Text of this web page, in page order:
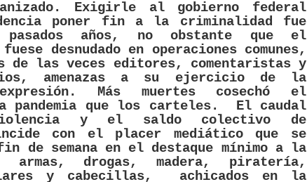
Exigirle al gobierno federal
poner fin a la criminalidad fue
años, no obstante que el
desnudado en operaciones comunes,
de las veces editores, comentaristas y
amenazas a su ejercicio de la
Más muertes cosechó el
pandemia que los carteles.
El caudal
y el saldo colectivo de
con el placer mediático que se
de semana en el destaque mínimo a la
armas, drogas, madera, piratería,
y cabecillas,
achicados en la